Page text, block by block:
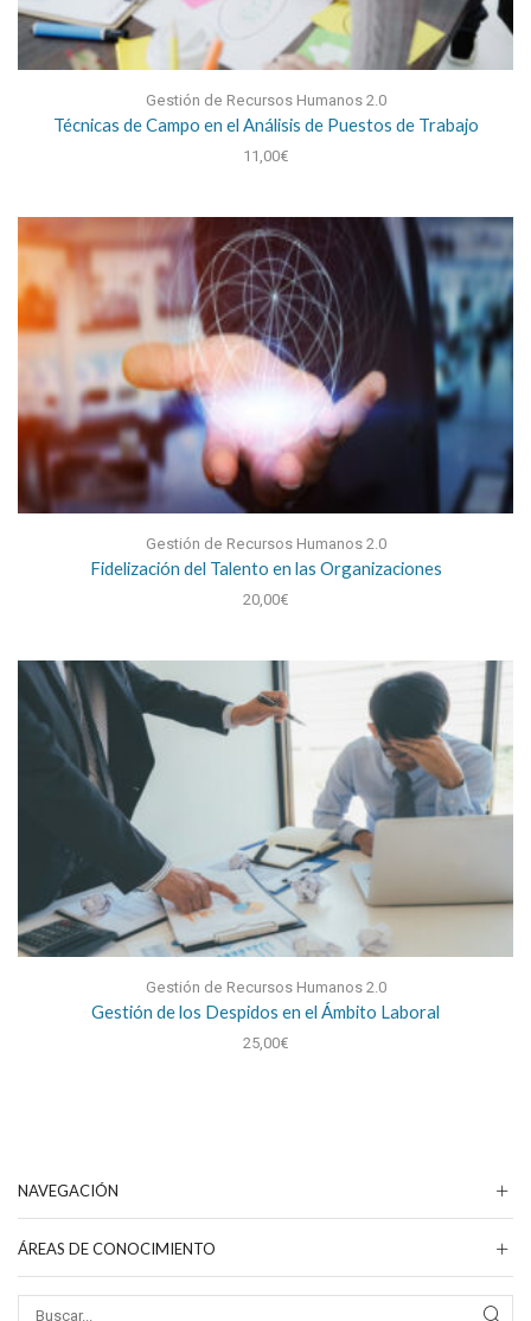
Gestión de Recursos Humanos 2.0
Técnicas de Campo en el Análisis de Puestos de Trabajo
11,00€
Gestión de Recursos Humanos 2.0
Fidelización del Talento en las Organizaciones
20,00€
Gestión de Recursos Humanos 2.0
Gestión de los Despidos en el Ámbito Laboral
25,00€
NAVEGACIÓN
ÁREAS DE CONOCIMIENTO